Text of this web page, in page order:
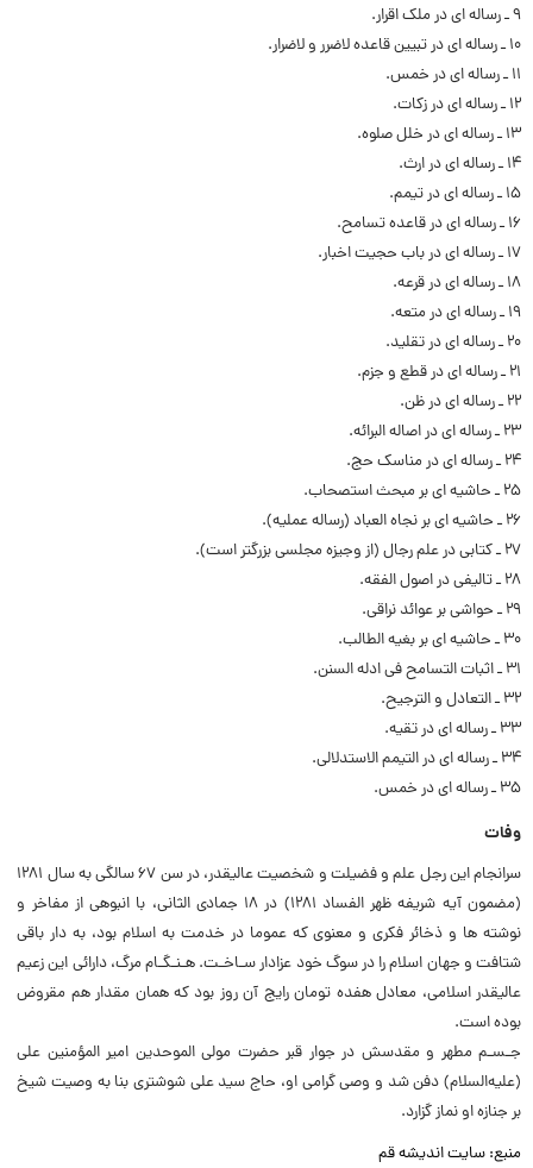
۹ ـ رساله ای در ملک اقرار.
۱۰ ـ رساله ای در تبیین قاعده لاضرر و لاضرار.
۱۱ ـ رساله ای در خمس.
۱۲ ـ رساله ای در زکات.
۱۳ ـ رساله ای در خلل صلوه.
۱۴ ـ رساله ای در ارث.
۱۵ ـ رساله ای در تیمم.
۱۶ ـ رساله ای در قاعده تسامح.
۱۷ ـ رساله ای در باب حجیت اخبار.
۱۸ ـ رساله ای در قرعه.
۱۹ ـ رساله ای در متعه.
۲۰ ـ رساله ای در تقلید.
۲۱ ـ رساله ای در قطع و جزم.
۲۲ ـ رساله ای در ظن.
۲۳ ـ رساله ای در اصاله البرائه.
۲۴ ـ رساله ای در مناسک حج.
۲۵ ـ حاشیه ای بر مبحث استصحاب.
۲۶ ـ حاشیه ای بر نجاه العباد (رساله عملیه).
۲۷ ـ کتابی در علم رجال (از وجیزه مجلسی بزرگتر است).
۲۸ ـ تالیفی در اصول الفقه.
۲۹ ـ حواشی بر عوائد نراقی.
۳۰ ـ حاشیه ای بر بغیه الطالب.
۳۱ ـ اثبات التسامح فی ادله السنن.
۳۲ ـ التعادل و الترجیح.
۳۳ ـ رساله ای در تقیه.
۳۴ ـ رساله ای در التیمم الاستدلالی.
۳۵ ـ رساله ای در خمس.
وفات
سرانجام این رجل علم و فضیلت و شخصیت عالیقدر، در سن ۶۷ سالگی به سال ۱۲۸۱
(مضمون آیه شریفه ظهر الفساد ۱۲۸۱) در ۱۸ جمادی الثانی، با انبوهی از مفاخر و
نوشته ها و ذخائر فکری و معنوی که عموما در خدمت به اسلام بود، به دار باقی
شتافت و جهان اسلام را در سوگ خود عزادار سـاخـت. هـنـگـام مرگ، دارائی این زعیم
عالیقدر اسلامی، معادل هفده تومان رایج آن روز بود که همان مقدار هم مقروض
بوده است.
جـسـم مطهر و مقدسش در جوار قبر حضرت مولی الموحدین امیر المؤمنین علی
(علیه‌السلام) دفن شد و وصی گرامی او، حاج سید علی شوشتری بنا به وصیت شیخ
بر جنازه او نماز گزارد.
منبع: سایت اندیشه قم